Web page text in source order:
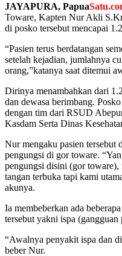
JAYAPURA, Papua
Toware, Kapten Nur Akli
di posko tersebut mencapai
“Pasien terus berdatangan
setelah kejadian, jumlahnya
orang,”katanya saat ditemui
Dirinya menambahkan dari
dan dewasa berimbang.
dengan tim dari RSUD
Kasdam Serta Dinas
Nur mengaku pasien tersebut
pengungsi di gor toware.
pengungsi disini (gor toware),
tangan terbuka tapi kami
akunya.
Ia membeberkan ada
tersebut yakni ispa
“Awalnya penyakit ispa dan
beber Nur.